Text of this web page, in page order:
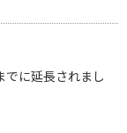
でに延長されまし